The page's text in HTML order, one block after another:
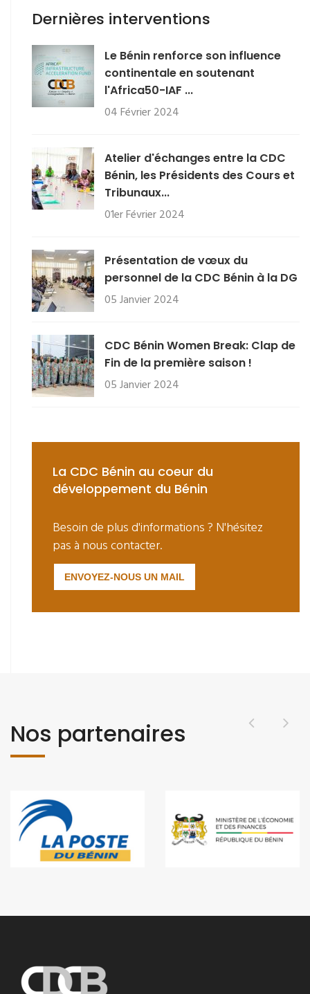
Dernières interventions
Le Bénin renforce son influence
continentale en soutenant
l'Africa50-IAF ...
04 Février 2024
Atelier d'échanges entre la CDC
Bénin, les Présidents des Cours et
Tribunaux...
01er Février 2024
Présentation de vœux du
personnel de la CDC Bénin à la DG
05 Janvier 2024
CDC Bénin Women Break: Clap de
Fin de la première saison !
05 Janvier 2024
La CDC Bénin au coeur du
développement du Bénin
Besoin de plus d'informations ? N'hésitez
pas à nous contacter.
ENVOYEZ-NOUS UN MAIL
Nos partenaires